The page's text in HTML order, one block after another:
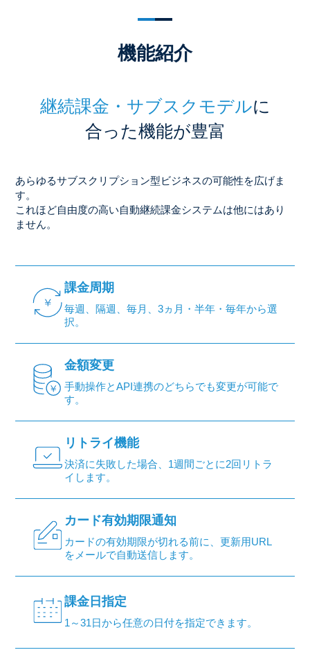
機能紹介
継続課金・サブスクモデルに
合った機能が豊富
あらゆるサブスクリプション型ビジネスの可能性を広げま
す。
これほど自由度の高い自動継続課金システムは他にはあり
ません。
課金周期
毎週、隔週、毎月、3ヵ月・半年・毎年から選
択。
金額変更
手動操作とAPI連携のどちらでも変更が可能で
す。
リトライ機能
決済に失敗した場合、1週間ごとに2回リトラ
イします。
カード有効期限通知
カードの有効期限が切れる前に、更新用URL
をメールで自動送信します。
課金日指定
1～31日から任意の日付を指定できます。